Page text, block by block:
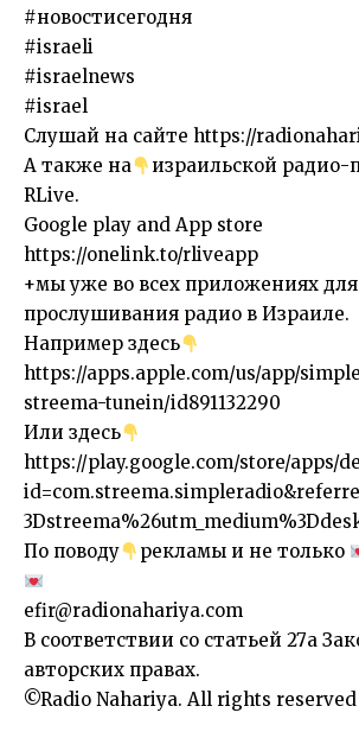
#новостисегодня
#israeli
#israelnews
#israel
Слушай на сайте https://
А также на
израильской радио-
RLive.
Google play and App store
https://onelink.to/rliveapp
+мы уже во всех приложениях для
прослушивания радио в Израиле.
Например здесь
https://apps.apple.com/us/app/
streema-tunein/id891132290
Или здесь
https://play.google.com/store/apps/
По поводу
рекламы и не только
efir@radionahariya.com
В соответствии со статьей 27a
авторских правах.
©Radio Nahariya. All rights reserved